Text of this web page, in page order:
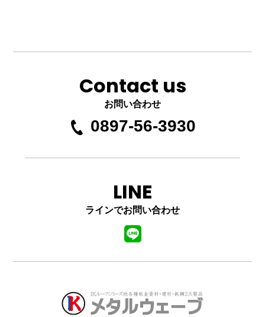
Contact us
お問い合わせ
0897-56-3930
LINE
ラインでお問い合わせ